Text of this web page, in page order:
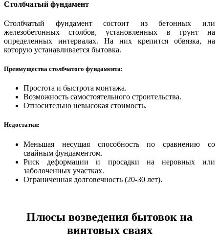
Столбчатый фундамент
Столбчатый фундамент состоит из бетонных или
железобетонных столбов, установленных в грунт на
определенных интервалах. На них крепится обвязка, на
которую устанавливается бытовка.
Преимущества столбчатого фундамента:
Простота и быстрота монтажа.
Возможность самостоятельного строительства.
Относительно невысокая стоимость.
Недостатки:
Меньшая несущая способность по сравнению со
свайным фундаментом.
Риск деформации и просадки на неровных или
заболоченных участках.
Ограниченная долговечность (20-30 лет).
Плюсы возведения бытовок на
винтовых сваях